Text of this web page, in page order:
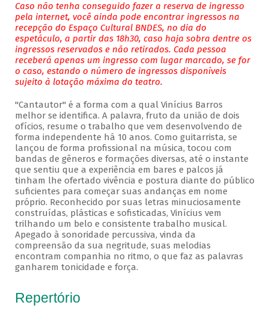
Caso não tenha conseguido fazer a reserva de ingresso
pela internet, você ainda pode encontrar ingressos na
recepção do Espaço Cultural BNDES, no dia do
espetáculo, a partir das 18h30, caso haja sobra dentre os
ingressos reservados e não retirados. Cada pessoa
receberá apenas um ingresso com lugar marcado, se for
o caso, estando o número de ingressos disponíveis
sujeito à lotação máxima do teatro.
"Cantautor" é a forma com a qual Vinícius Barros
melhor se identifica. A palavra, fruto da união de dois
ofícios, resume o trabalho que vem desenvolvendo de
forma independente há 10 anos. Como guitarrista, se
lançou de forma profissional na música, tocou com
bandas de gêneros e formações diversas, até o instante
que sentiu que a experiência em bares e palcos já
tinham lhe ofertado vivência e postura diante do público
suficientes para começar suas andanças em nome
próprio. Reconhecido por suas letras minuciosamente
construídas, plásticas e sofisticadas, Vinícius vem
trilhando um belo e consistente trabalho musical.
Apegado à sonoridade percussiva, vinda da
compreensão da sua negritude, suas melodias
encontram companhia no ritmo, o que faz as palavras
ganharem tonicidade e força.
Repertório